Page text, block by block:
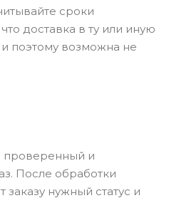
сроки
доставка в ту или иную
поэтому возможна не
проверенный и
После обработки
нужный статус и